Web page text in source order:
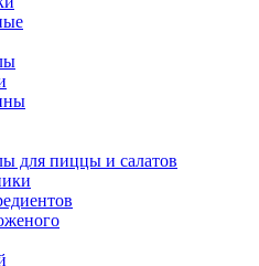
для пиццы и салатов